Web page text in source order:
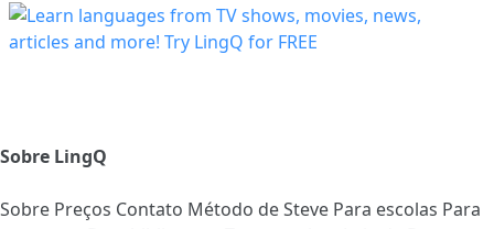
Sobre LingQ
Sobre Preços Contato Método de Steve Para escolas Para